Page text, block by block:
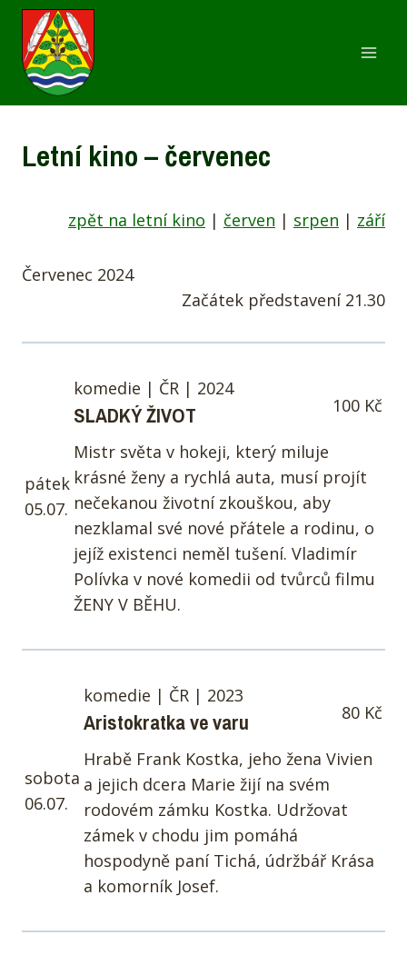
Přeskočit
obsah
Letní kino – červenec
zpět na letní kino | červen | srpen | září
Červenec 2024
Začátek představení 21.30
pátek
05.07.
komedie | ČR | 2024
SLADKÝ ŽIVOT 100 Kč
Mistr světa v hokeji, který miluje
krásné ženy a rychlá auta, musí projít
nečekanou životní zkouškou, aby
nezklamal své nové přátele a rodinu, o
jejíž existenci neměl tušení. Vladimír
Polívka v nové komedii od tvůrců filmu
ŽENY V BĚHU.
sobota
06.07.
komedie | ČR | 2023
Aristokratka ve varu 80 Kč
Hrabě Frank Kostka, jeho žena Vivien
a jejich dcera Marie žijí na svém
rodovém zámku Kostka. Udržovat
zámek v chodu jim pomáhá
hospodyně paní Tichá, údržbář Krása
a komorník Josef.